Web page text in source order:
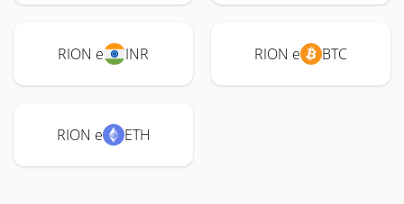
RION e INR RION e BTC
RION e ETH